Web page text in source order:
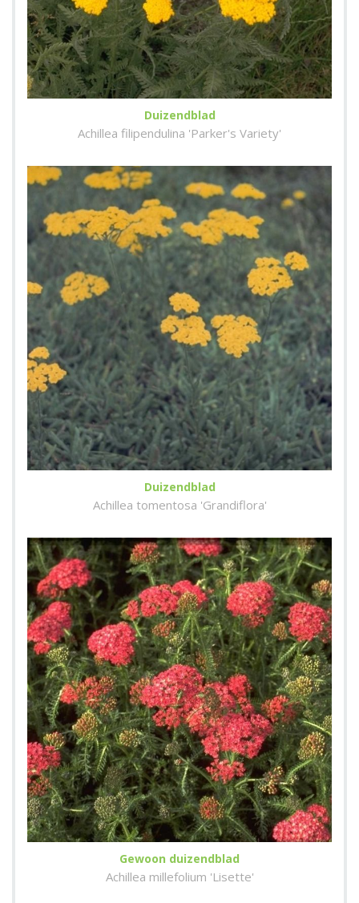
Duizendblad
Achillea filipendulina 'Parker's Variety'
Duizendblad
Achillea tomentosa 'Grandiflora'
Gewoon duizendblad
Achillea millefolium 'Lisette'